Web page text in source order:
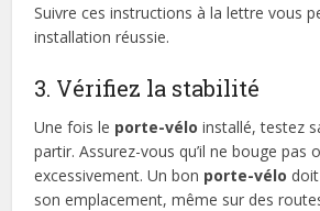
Suivre ces instructions à la lettre vous
installation réussie.
3. Vérifiez la stabilité
Une fois le porte-vélo installé, testez
partir. Assurez-vous qu’il ne bouge pas
excessivement. Un bon porte-vélo
son emplacement, même sur des